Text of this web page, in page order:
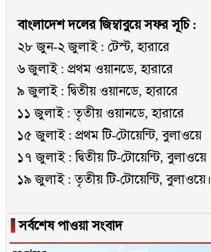
বাংলাদেশ দলের জিম্বাবুয়ে সফর সূচি :
২৮ জুন-২ জুলাই : টেস্ট, হারারে
৬ জুলাই : প্রথম ওয়ানডে, হারারে
৯ জুলাই : দ্বিতীয় ওয়ানডে, হারারে
১১ জুলাই : তৃতীয় ওয়ানডে, হারারে
১৫ জুলাই : প্রথম টি-টোয়েন্টি, বুলাওয়ে
১৭ জুলাই : দ্বিতীয় টি-টোয়েন্টি, বুলাওয়ে
১৯ জুলাই : তৃতীয় টি-টোয়েন্টি, বুলাওয়ে।
▐সর্বশেষ পাওয়া সংবাদ